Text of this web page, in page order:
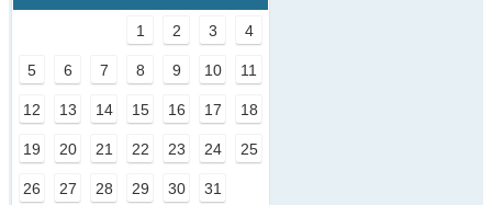
1 2 3 4
5 6 7 8 9 10 11
12 13 14 15 16 17 18
19 20 21 22 23 24 25
26 27 28 29 30 31